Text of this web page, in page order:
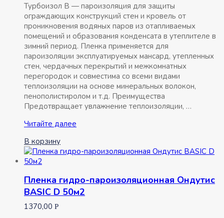
Турбоизол B — пароизоляция для защиты
ограждающих конструкций стен и кровель от
проникновения водяных паров из отапливаемых
помещений и образования конденсата в утеплителе в
зимний период. Пленка применяется для
пароизоляции эксплуатируемых мансард, утепленных
стен, чердачных перекрытий и межкомнатных
перегородок и совместима со всеми видами
теплоизоляции на основе минеральных волокон,
пенополистиролом и т.д. Преимущества
Предотвращает увлажнение теплоизоляции, …
Пленка
Турбоизол
B
50м2
Читайте далее
В корзину
Пленка гидро-пароизоляционная Ондутис
BASIC D 50м2
1370,00 Р